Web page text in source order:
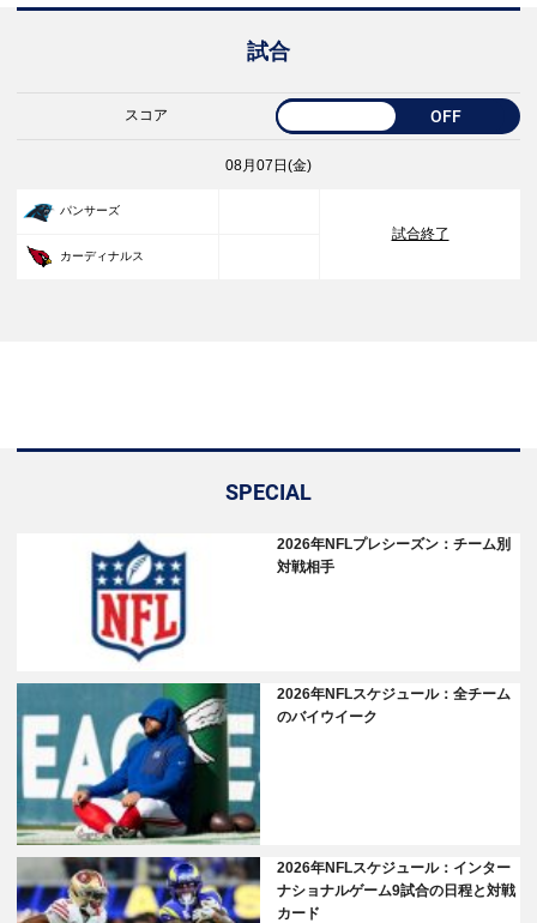
試合
スコア OFF
08月07日(金)
パンサーズ
試合終了
カーディナルス
SPECIAL
2026年NFLプレシーズン：チーム別
対戦相手
2026年NFLスケジュール：全チーム
のバイウイーク
2026年NFLスケジュール：インター
ナショナルゲーム9試合の日程と対戦
カード